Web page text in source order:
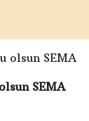
SEMA